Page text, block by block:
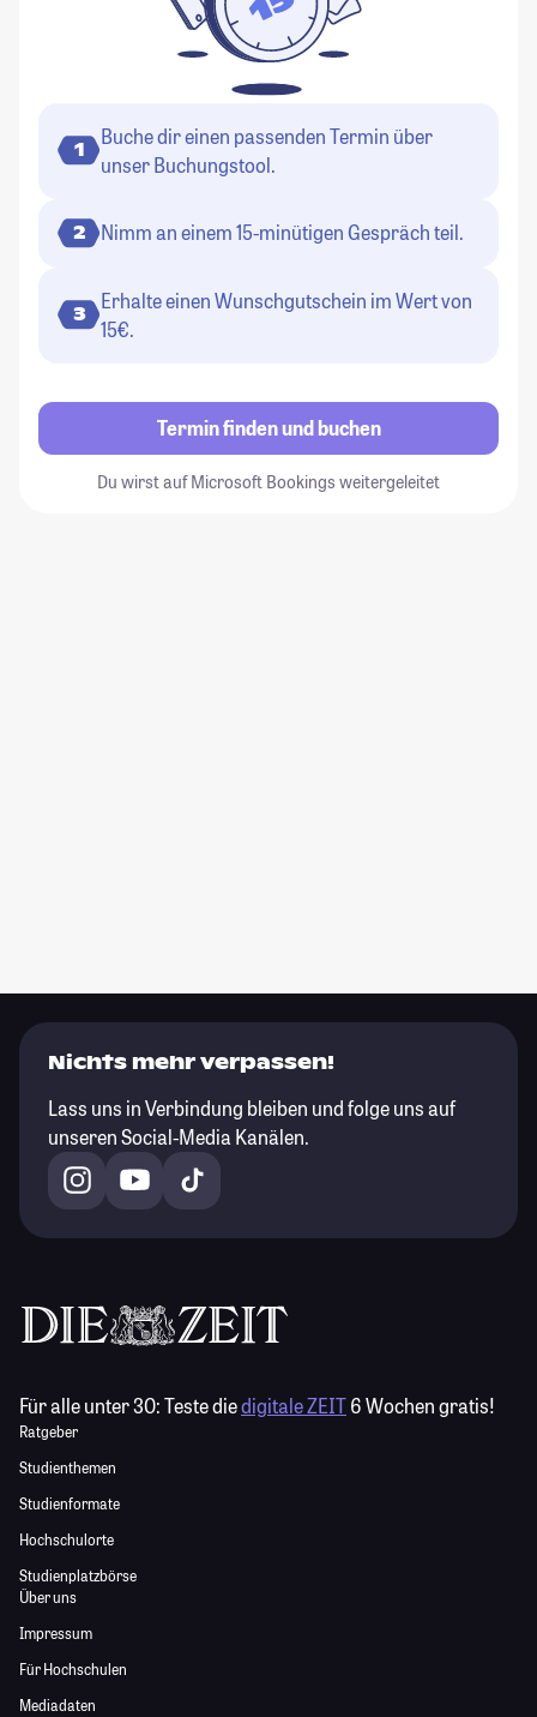
1
Buche dir einen passenden Termin über
unser Buchungstool.
2 Nimm an einem 15-minütigen Gespräch teil.
3
Erhalte einen Wunschgutschein im Wert von
15€.
Termin finden und buchen
Du wirst auf Microsoft Bookings weitergeleitet
Nichts mehr verpassen!
Lass uns in Verbindung bleiben und folge uns auf
unseren Social-Media Kanälen.
Für alle unter 30:Teste diedigitale ZEIT6 Wochen gratis!
Ratgeber
Studienthemen
Studienformate
Hochschulorte
Studienplatzbörse
Über uns
Impressum
Für Hochschulen
Mediadaten